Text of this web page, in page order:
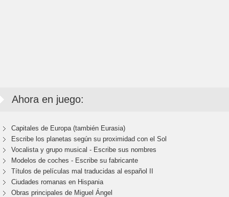
Ahora en juego:
Capitales de Europa (también Eurasia)
Escribe los planetas según su proximidad con el Sol
Vocalista y grupo musical - Escribe sus nombres
Modelos de coches - Escribe su fabricante
Títulos de películas mal traducidas al español II
Ciudades romanas en Hispania
Obras principales de Miguel Ángel